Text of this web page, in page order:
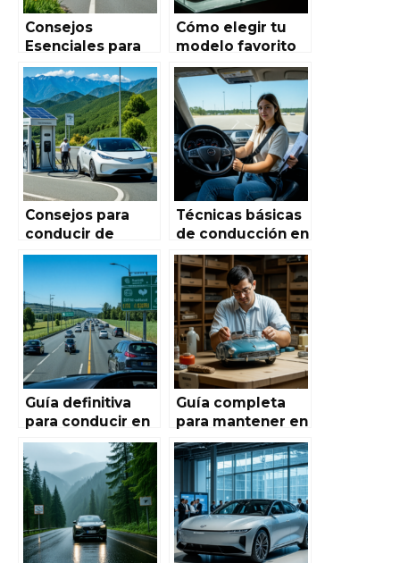
Consejos
Esenciales para
Conducir en
Zonas Rurales de
España – Guía
Completa
Cómo elegir tu
modelo favorito
en Autoworld de
España: Guía
completa para
aficionados y
coleccionistas
Consejos para
conducir de
manera ecológica
en España: Guía
completa para
reducir tu huella
de carbono
Técnicas básicas
de conducción en
Autoworld de
España: Guía
completa para
principiantes
Guía definitiva
para conducir en
autopistas
españolas
Guía completa
para mantener en
forma los
modelos vintage
en Autoworld de
España:
conservación,
restauración y
cuidado